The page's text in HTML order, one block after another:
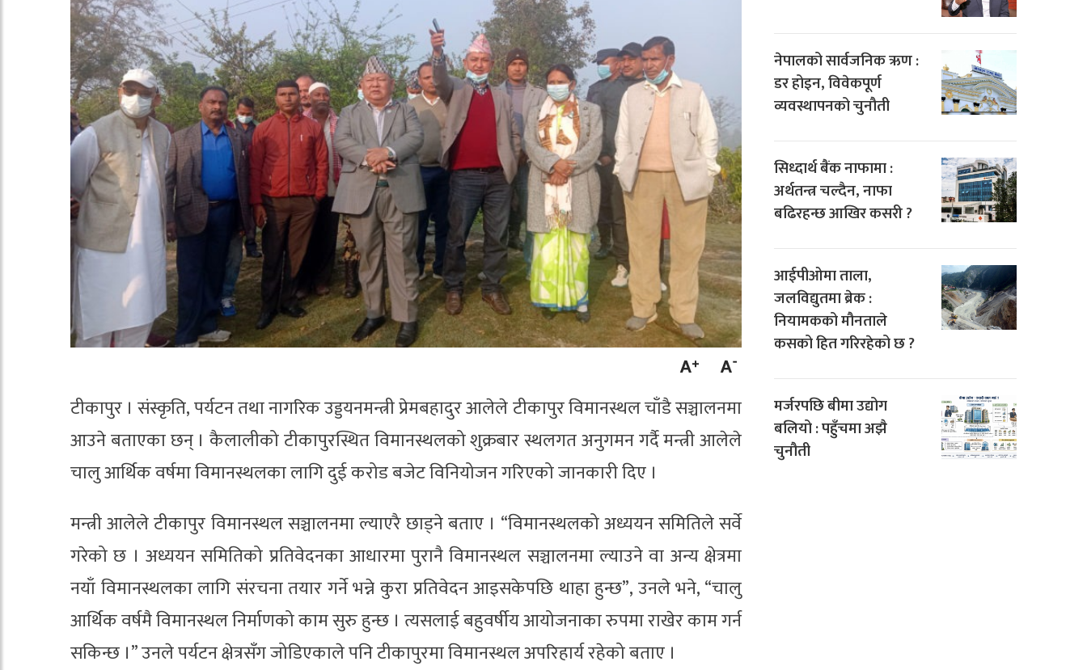
टीकापुर । संस्कृति, पर्यटन तथा नागरिक उड्डयनमन्त्री प्रेमबहादुर आलेले टीकापुर विमानस्थल चाँडै सञ्चालनमा
आउने बताएका छन् । कैलालीको टीकापुरस्थित विमानस्थलको शुक्रबार स्थलगत अनुगमन गर्दै मन्त्री आलेले
चालु आर्थिक वर्षमा विमानस्थलका लागि दुई करोड बजेट विनियोजन गरिएको जानकारी दिए ।
मन्त्री आलेले टीकापुर विमानस्थल सञ्चालनमा ल्याएरै छाड्ने बताए । “विमानस्थलको अध्ययन समितिले सर्वे
गरेको छ । अध्ययन समितिको प्रतिवेदनका आधारमा पुरानै विमानस्थल सञ्चालनमा ल्याउने वा अन्य क्षेत्रमा
नयाँ विमानस्थलका लागि संरचना तयार गर्ने भन्ने कुरा प्रतिवेदन आइसकेपछि थाहा हुन्छ”, उनले भने, “चालु
आर्थिक वर्षमै विमानस्थल निर्माणको काम सुरु हुन्छ । त्यसलाई बहुवर्षीय आयोजनाका रुपमा राखेर काम गर्न
सकिन्छ ।” उनले पर्यटन क्षेत्रसँग जोडिएकाले पनि टीकापुरमा विमानस्थल अपरिहार्य रहेको बताए ।
नेपालको सार्वजनिक ऋण :
डर होइन, विवेकपूर्ण
व्यवस्थापनको चुनौती
सिध्दार्थ बैंक नाफामा :
अर्थतन्त्र चल्दैन, नाफा
बढिरहन्छ आखिर कसरी ?
आईपीओमा ताला,
जलविद्युतमा ब्रेक :
नियामकको मौनताले
कसको हित गरिरहेको छ ?
मर्जरपछि बीमा उद्योग
बलियो : पहुँचमा अझै
चुनौती